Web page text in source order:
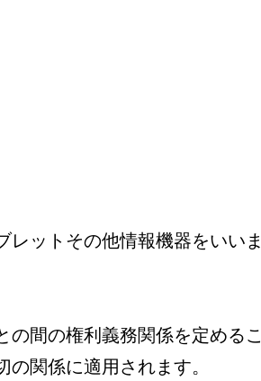
ットその他情報機器をいいま
の間の権利義務関係を定めるこ
関係に適用されます。